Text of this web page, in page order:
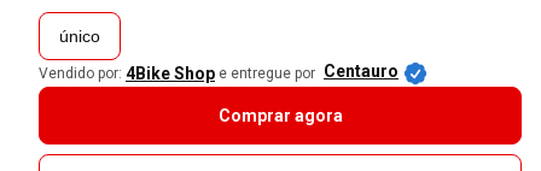
único
Vendido por: 4Bike Shop e entregue por Centauro
Comprar agora